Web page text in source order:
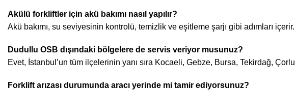
Akülü forkliftler için akü bakımı nasıl yapılır?
Akü bakımı, su seviyesinin kontrolü, temizlik ve eşitleme şarjı gibi adımları
Dudullu OSB dışındaki bölgelere de servis veriyor musunuz?
Evet, İstanbul’un tüm ilçelerinin yanı sıra Kocaeli, Gebze, Bursa, Tekirdağ,
Forklift arızası durumunda aracı yerinde mi tamir ediyorsunuz?